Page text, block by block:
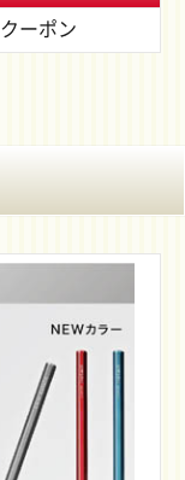
クーポン